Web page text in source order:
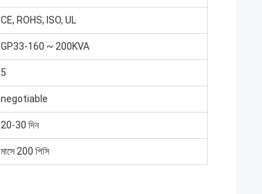
CE, ROHS, ISO, UL
GP33-160 ~ 200KVA
5
negotiable
20-30 দিন
মাসে 200 পিসি